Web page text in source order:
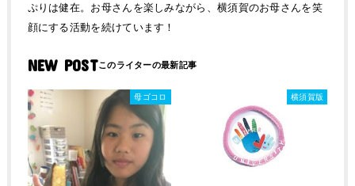
ぷりは健在。お母さんを楽しみながら、横須賀のお母さんを笑
顔にする活動を続けています！
NEW POST
母ゴコロ 横須賀版